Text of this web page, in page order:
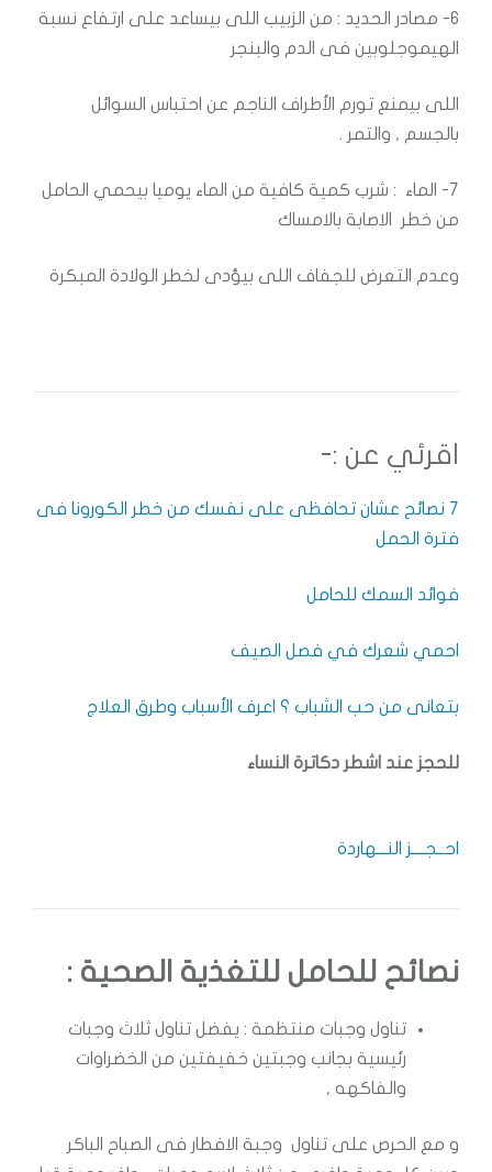
6- مصادر الحديد : من الزبيب اللى بيساعد على ارتفاع نسبة
الهيموجلوبين فى الدم والبنجر
اللى بيمنع تورم الأطراف الناجم عن احتباس السوائل
بالجسم , والتمر .
7- الماء : شرب كمية كافية من الماء يوميا بيحمي الحامل
من خطر الاصابة بالامساك
وعدم التعرض للجفاف اللى بيؤدى لخطر الولادة المبكرة
اقرئي عن :-
7 نصائح عشان تحافظى على نفسك من خطر الكورونا فى
فترة الحمل
فوائد السمك للحامل
احمي شعرك في فصل الصيف
بتعانى من حب الشباب ؟ اعرف الأسباب وطرق العلاج
للحجز عند اشطر دكاترة النساء
احــجــــز النـــهاردة
نصائح للحامل للتغذية الصحية :
تناول وجبات منتظمة : يفضل تناول ثلاث وجبات
رئيسية بجانب وجبتين خفيفتين من الخضراوات
والفاكهه ,
و مع الحرص على تناول وجبة الافطار فى الصباح الباكر